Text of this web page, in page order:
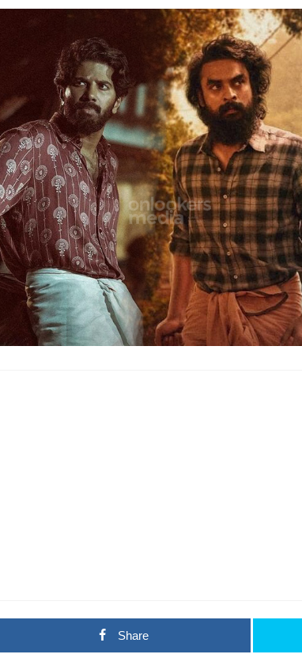
Share